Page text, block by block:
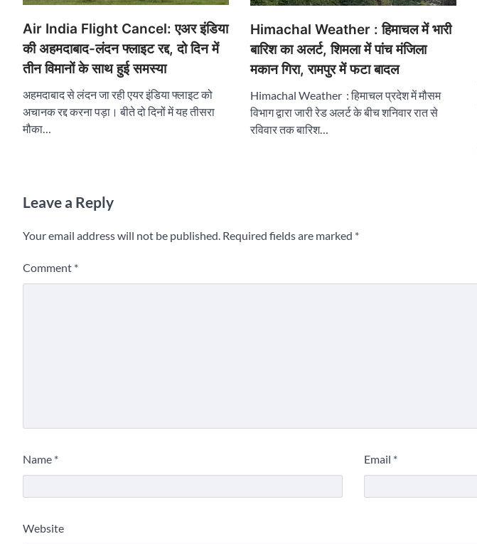
Air India Flight Cancel: एअर इंडिया
की अहमदाबाद-लंदन फ्लाइट रद्द, दो दिन में
तीन विमानों के साथ हुई समस्या
अहमदाबाद से लंदन जा रही एयर इंडिया फ्लाइट को
अचानक रद्द करना पड़ा। बीते दो दिनों में यह तीसरा
मौका…
Himachal Weather : हिमाचल में भारी
बारिश का अलर्ट, शिमला में पांच मंजिला
मकान गिरा, रामपुर में फटा बादल
Himachal Weather : हिमाचल प्रदेश में मौसम
विभाग द्वारा जारी रेड अलर्ट के बीच शनिवार रात से
रविवार तक बारिश…
Leave a Reply
Your email address will not be published. Required fields are marked *
Comment *
Name * Email *
Website